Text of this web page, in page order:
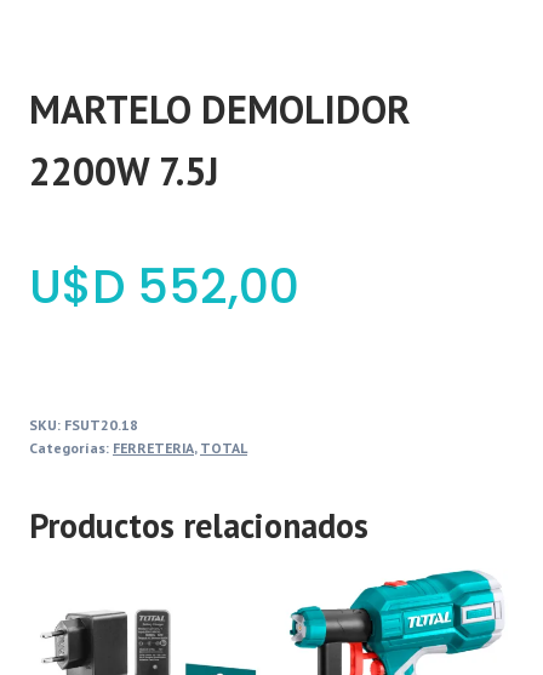
MARTELO DEMOLIDOR
2200W 7.5J
$ 552,00
SKU: FSUT20.18
Categorías: FERRETERIA, TOTAL
Productos relacionados